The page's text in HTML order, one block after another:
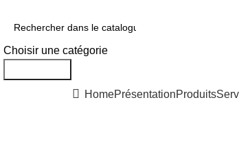
Choisir une catégorie
HomePrésentationProduits